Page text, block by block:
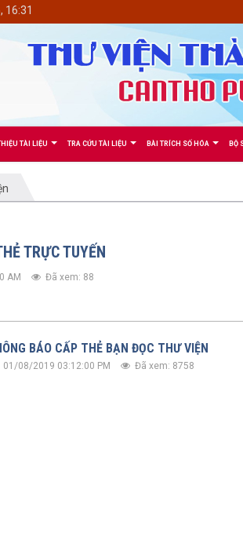
TÀI LIỆU TRA CỨU TÀI LIỆU BÀI TRÍCH SỐ HÓA BỘ
16:31
TRỰC TUYẾN
AM Đã xem: 88
BÁO CẤP THẺ BẠN ĐỌC THƯ VIỆN
01/08/2019 03:12:00 PM Đã xem: 8758